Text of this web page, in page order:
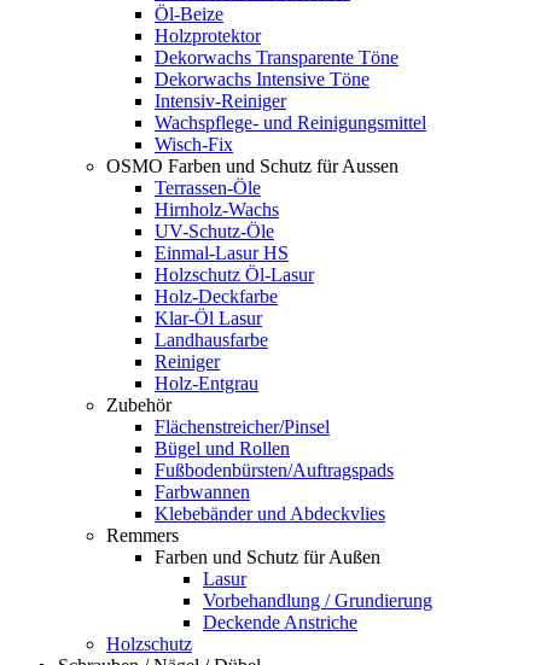
Öl-Beize
Holzprotektor
Dekorwachs Transparente Töne
Dekorwachs Intensive Töne
Intensiv-Reiniger
Wachspflege- und Reinigungsmittel
Wisch-Fix
OSMO Farben und Schutz für Aussen
Terrassen-Öle
Hirnholz-Wachs
UV-Schutz-Öle
Einmal-Lasur HS
Holzschutz Öl-Lasur
Holz-Deckfarbe
Klar-Öl Lasur
Landhausfarbe
Reiniger
Holz-Entgrau
Zubehör
Flächenstreicher/Pinsel
Bügel und Rollen
Fußbodenbürsten/Auftragspads
Farbwannen
Klebebänder und Abdeckvlies
Remmers
Farben und Schutz für Außen
Lasur
Vorbehandlung / Grundierung
Deckende Anstriche
Holzschutz